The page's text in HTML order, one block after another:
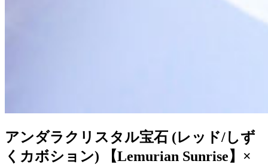
アンダラクリスタル宝石 (レッド/しず
くカボション) 【Lemurian Sunrise】×